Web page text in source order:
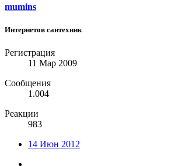
mumins
Интернетов сантехник
Регистрация
11 Мар 2009
Сообщения
1.004
Реакции
983
14 Июн 2012